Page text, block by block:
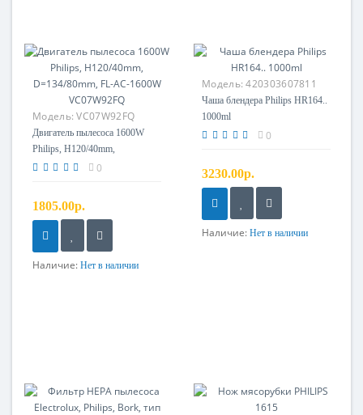
Модель:VC07W92FQ
Двигатель пылесоса 1600W
Philips, H120/40mm,
D=134/80mm, FL-AC-1600W
0
1805.00р.
Наличие: Нет в наличии
Модель:420303607811
Чаша блендера Philips HR164..
1000ml
0
3230.00р.
Наличие: Нет в наличии